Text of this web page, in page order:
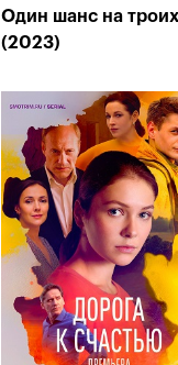
Один шанс на троих
(2023)